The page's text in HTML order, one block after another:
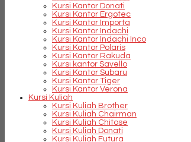
Kursi Kantor Donati
Kursi Kantor Ergotec
Kursi Kantor Importa
Kursi Kantor Indachi
Kursi Kantor Indachi Inco
Kursi Kantor Polaris
Kursi Kantor Rakuda
Kursi kantor Savello
Kursi Kantor Subaru
Kursi Kantor Tiger
Kursi Kantor Verona
Kursi Kuliah
Kursi Kuliah Brother
Kursi Kuliah Chairman
Kursi Kuliah Chitose
Kursi Kuliah Donati
Kursi Kuliah Futura